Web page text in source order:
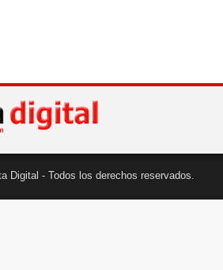
Digital - Todos los derechos reservados.